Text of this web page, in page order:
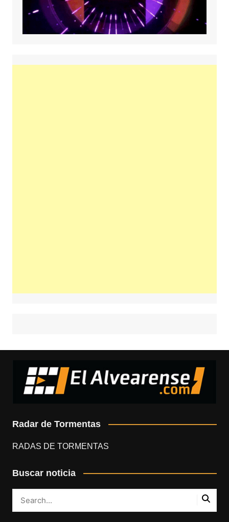
Radar de Tormentas
RADAS DE TORMENTAS
Buscar noticia